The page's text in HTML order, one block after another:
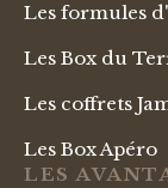
Les formules
Les Box du
Les coffrets
Les Box Apéro
LES